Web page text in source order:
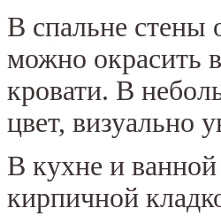
В спальне стены
можно окрасить
кровати. В
цвет, визуально
В кухне и
кирпичной